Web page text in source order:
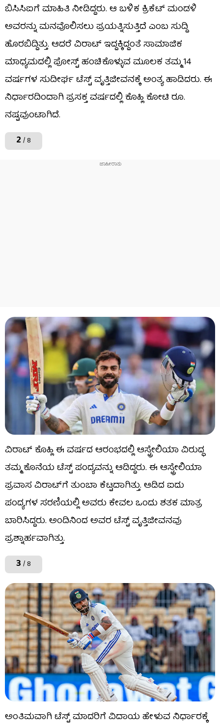
ಬಿಸಿಸಿಐಗೆ ಮಾಹಿತಿ ನೀಡಿದ್ದರು. ಆ ಬಳಿಕ ಕ್ರಿಕೆಟ್ ಮಂಡಳಿ
ಅವರನ್ನು ಮನವೊಲಿಸಲು ಪ್ರಯತ್ನಿಸುತ್ತಿದೆ ಎಂಬ ಸುದ್ದಿ
ಹೊರಬಿದ್ದಿತ್ತು. ಆದರೆ ವಿರಾಟ್ ಇದ್ದಕ್ಕಿದ್ದಂತೆ ಸಾಮಾಜಿಕ
ಮಾಧ್ಯಮದಲ್ಲಿ ಪೋಸ್ಟ್ ಹಂಚಿಕೊಳ್ಳುವ ಮೂಲಕ ತಮ್ಮ 14
ವರ್ಷಗಳ ಸುದೀರ್ಘ ಟೆಸ್ಟ್ ವೃತ್ತಿಜೀವನಕ್ಕೆ ಅಂತ್ಯ ಹಾಡಿದರು. ಈ
ನಿರ್ಧಾರದಿಂದಾಗಿ ಪ್ರಸಕ್ತ ವರ್ಷದಲ್ಲಿ ಕೊಹ್ಲಿ ಕೋಟಿ ರೂ.
ನಷ್ಟವುಂಟಾಗಿದೆ.
2 / 8
ವಿರಾಟ್ ಕೊಹ್ಲಿ ಈ ವರ್ಷದ ಆರಂಭದಲ್ಲಿ ಆಸ್ಟ್ರೇಲಿಯಾ ವಿರುದ್ಧ
ತಮ್ಮ ಕೊನೆಯ ಟೆಸ್ಟ್ ಪಂದ್ಯವನ್ನು ಆಡಿದ್ದರು. ಈ ಆಸ್ಟ್ರೇಲಿಯಾ
ಪ್ರವಾಸ ವಿರಾಟ್‌ಗೆ ತುಂಬಾ ಕೆಟ್ಟದಾಗಿತ್ತು. ಆಡಿದ ಐದು
ಪಂದ್ಯಗಳ ಸರಣಿಯಲ್ಲಿ ಅವರು ಕೇವಲ ಒಂದು ಶತಕ ಮಾತ್ರ
ಬಾರಿಸಿದ್ದರು. ಅಂದಿನಿಂದ ಅವರ ಟೆಸ್ಟ್ ವೃತ್ತಿಜೀವನವು
ಪ್ರಶ್ನಾರ್ಹವಾಗಿತ್ತು.
3 / 8
ಅಂತಿಮವಾಗಿ ಟೆಸ್ಟ್ ಮಾದರಿಗೆ ವಿದಾಯ ಹೇಳುವ ನಿರ್ಧಾರಕ್ಕೆ